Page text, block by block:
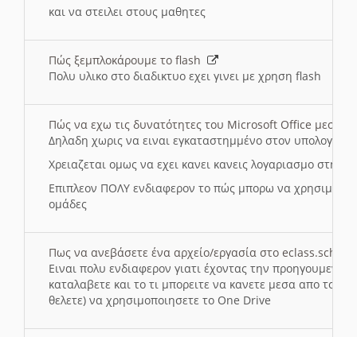
και να στειλει στους μαθητες
Πώς ξεμπλοκάρουμε το flash
Πολυ υλικο στο διαδικτυο εχει γινει με χρηση flash
Πώς να εχω τις δυνατότητες του Microsoft Office μεσω
Δηλαδη χωρις να ειναι εγκαταστημμένο στον
Χρειαζεται ομως να εχει κανει κανεις λογαριασμο στη
Επιπλεον ΠΟΛΥ ενδιαφερον το πώς μπορω να
ομάδες
Πως να ανεβάσετε ένα αρχείο/εργασία στο eclass.sch.gr
Ειναι πολυ ενδιαφερον γιατι έχοντας την
καταλαβετε και το τι μπορειτε να κανετε μεσα απο το
θελετε) να χρησιμοποιησετε το One Drive